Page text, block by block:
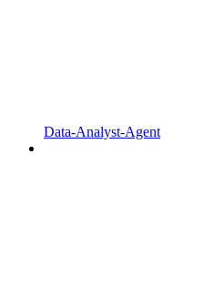
Data-Analyst-Agent